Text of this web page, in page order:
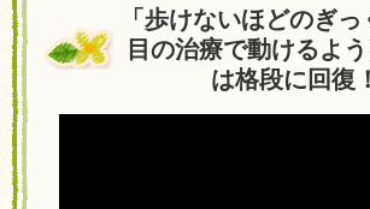
「歩けないほどのぎ
目の治療で動けるよ
は格段に回復